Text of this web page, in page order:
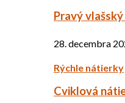
Pravý
28. decembra
Rýchle nátierky
Cviklová